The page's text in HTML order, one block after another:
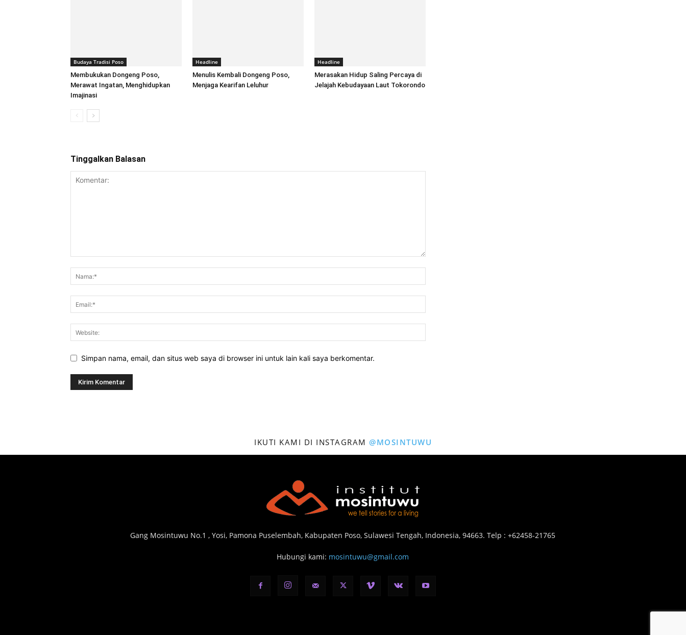
Budaya Tradisi Poso
Membukukan Dongeng Poso,
Merawat Ingatan, Menghidupkan
Imajinasi
Headline
Menulis Kembali Dongeng Poso,
Menjaga Kearifan Leluhur
Headline
Merasakan Hidup Saling Percaya di
Jelajah Kebudayaan Laut Tokorondo
Tinggalkan Balasan
Simpan nama, email, dan situs web saya di browser ini untuk lain kali saya berkomentar.
IKUTI KAMI DI INSTAGRAM @MOSINTUWU
Gang Mosintuwu No.1 , Yosi, Pamona Puselembah, Kabupaten Poso, Sulawesi Tengah, Indonesia, 94663. Telp : +62458-21765
Hubungi kami: mosintuwu@gmail.com